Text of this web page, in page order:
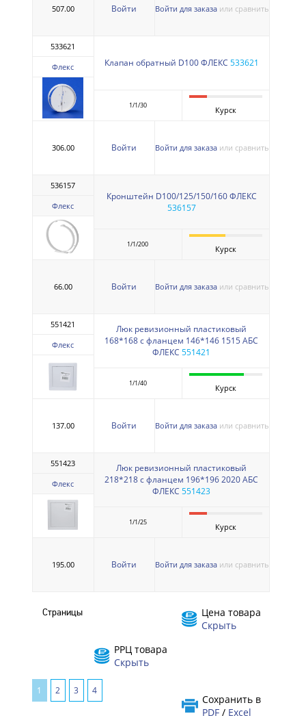
507.00 Войти Войти для заказа или сравнить
533621
Флекс Клапан обратный D100 ФЛЕКС 533621
1/1/30 Курск
306.00 Войти Войти для заказа или сравнить
536157
Флекс
Кронштейн D100/125/150/160 ФЛЕКС
536157
1/1/200 Курск
66.00 Войти Войти для заказа или сравнить
551421
Флекс
Люк ревизионный пластиковый
168*168 с фланцем 146*146 1515 АБС
ФЛЕКС 551421
1/1/40 Курск
137.00 Войти Войти для заказа или сравнить
551423
Флекс
Люк ревизионный пластиковый
218*218 с фланцем 196*196 2020 АБС
ФЛЕКС 551423
1/1/25 Курск
195.00 Войти Войти для заказа или сравнить
Страницы
Цена товара
Скрыть
РРЦ товара
Скрыть
Сохранить в
PDF/ Excel
1 2 3 4